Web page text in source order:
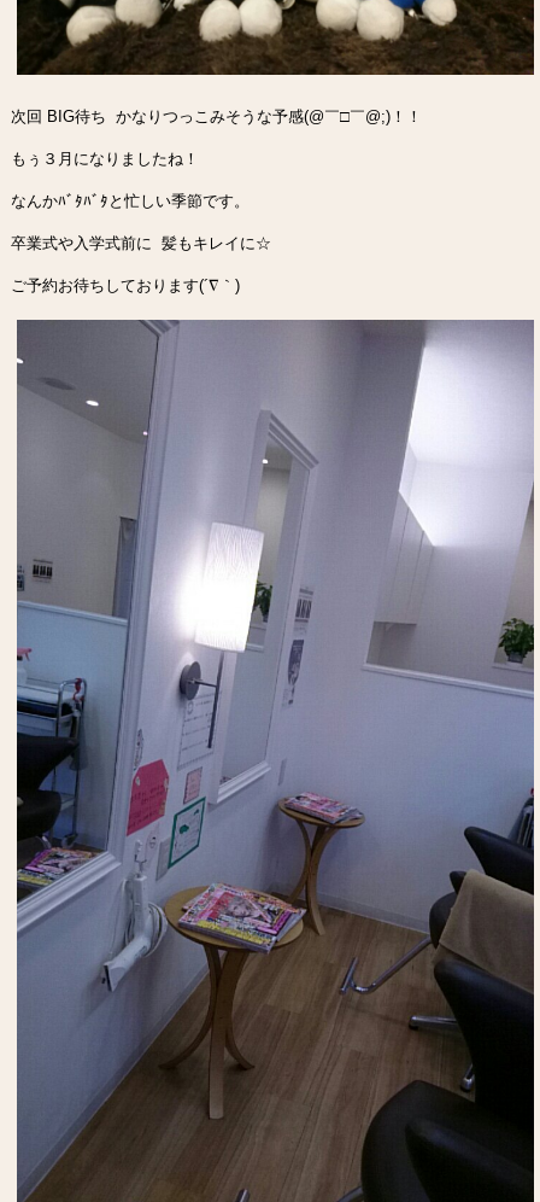
次回 BIG待ち かなりつっこみそうな予感(@￣□￣@;)！！
もぅ３月になりましたね！
なんかﾊﾞﾀﾊﾞﾀと忙しい季節です。
卒業式や入学式前に 髪もキレイに☆
ご予約お待ちしております(´∇｀)